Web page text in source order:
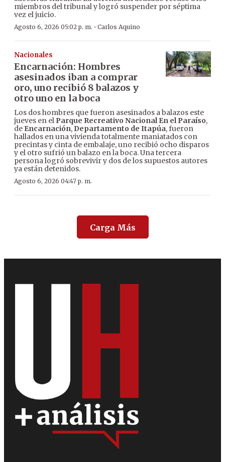
miembros del tribunal y logró suspender por séptima
vez el juicio.
Agosto 6, 2026 05:02 p. m. · Carlos Aquino
Nacionales
Encarnación: Hombres
asesinados iban a comprar
oro, uno recibió 8 balazos y
otro uno en la boca
Los dos hombres que fueron asesinados a balazos este
jueves en el Parque Recreativo Nacional En el Paraíso,
de Encarnación, Departamento de Itapúa, fueron
hallados en una vivienda totalmente maniatados con
precintas y cinta de embalaje, uno recibió ocho disparos
y el otro sufrió un balazo en la boca. Una tercera
persona logró sobrevivir y dos de los supuestos autores
ya están detenidos.
Agosto 6, 2026 04:47 p. m.
Carga Más